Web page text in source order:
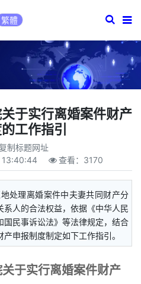
繁體
于实行离婚案件财产
工作指引
制标题网址
查看： 3170
处理离婚案件中夫妻共同财产分
人的合法权益，依据《中华人民
民事诉讼法》等法律规定，结合
申报制度制定如下工作指引。
于实行离婚案件财产